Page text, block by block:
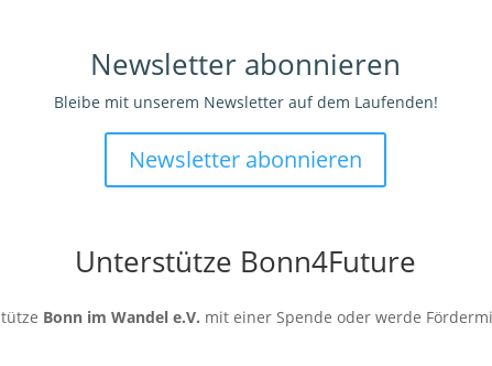
Newsletter abonnieren
Bleibe mit unserem Newsletter auf dem Laufenden!
Newsletter abonnieren
Unterstütze Bonn4Future
Bonn im Wandel e.V. mit einer Spende oder werde